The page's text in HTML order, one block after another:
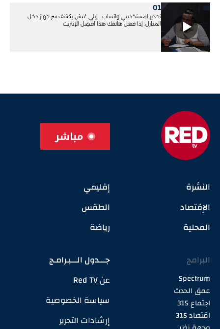
01
تحذير لمستخدمي واتساب... إيلي غبش يكشف سر جهاز دخل
المنازل: إذا فعل هاتفك هذا افصِل الإنترنت
مباشر
النشرة
الإقتصاد
المحلية
إقليمي
الطقس
رياضة
البرامج
Spectrum
عمق الحدث
اجتماع 315
اقتصاد 315
جـــدول الـــبـرامـج
عن Red TV
سياسة الخصوصية
إرشادات التحرير